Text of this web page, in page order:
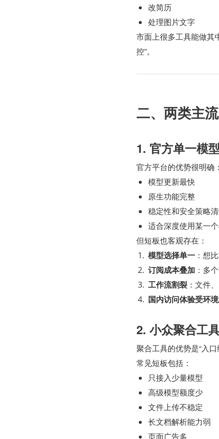
改简历
处理图片文字
市面上很多工具能做其
控”。
二、两类主
1. 官方单一模
官方平台的优势很明确
模型更新最快
原生功能完整
稳定性和安全策略
适合深度使用某一
但短板也客观存在：
模型选择单一 ：想
订阅成本叠加 ：多
工作流割裂 ：文件
国内访问体验受环
2. 小众聚合工
聚合工具的优势是“入
常见短板包括：
只接入少量模型
高级模型额度少
文件上传不稳定
长文档解析能力弱
页面广告多